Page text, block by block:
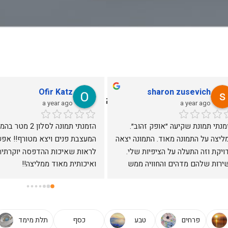
מיוחדים | תמונה לחדר שינה - אוניקס גלריה
sharon zusevich
a year ago
הזמנתי תמונת שקיעה ״אופק זהוב״.
ממליצה על התמונה מאוד. התמונה יצאה
מדויקת וזה התעלה על הציפיות שלי.
Ofir Katz
a year ago
ואיכותית מאוד ממליצה!!
פרחים טבע כסף תלת מימד